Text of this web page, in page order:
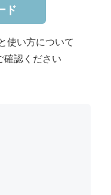
ド
使い方について
確認ください